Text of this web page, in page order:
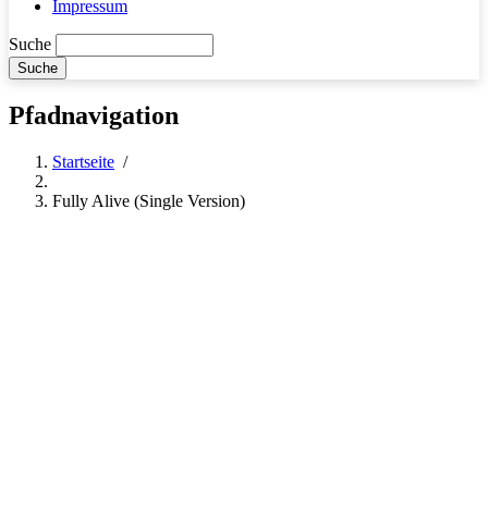
Impressum
Suche
Pfadnavigation
Startseite /
Fully Alive (Single Version)